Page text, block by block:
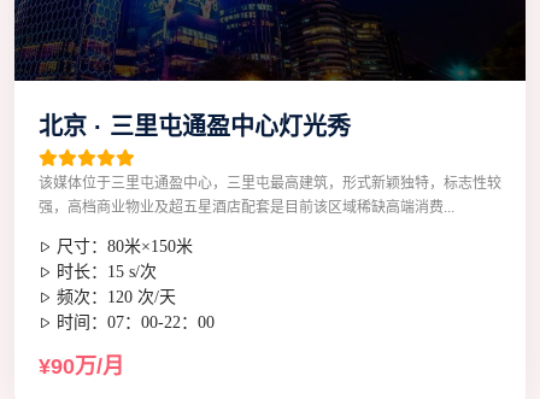
北京 · 三里屯通盈中心灯光秀
该媒体位于三里屯通盈中心，三里屯最高建筑，形式新颖独特，标志性较
强，高档商业物业及超五星酒店配套是目前该区域稀缺高端消费...
尺寸：80米×150米
时长：15 s/次
频次：120 次/天
时间：07：00-22：00
¥90万/月